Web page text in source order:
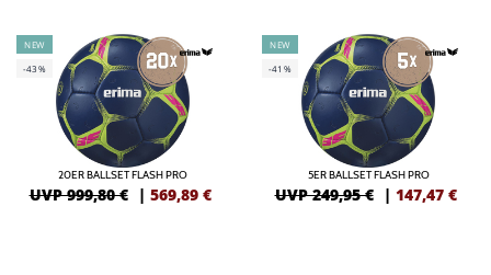
NEW
-43%
20ER BALLSET FLASH PRO
UVP 999,80 € | 569,89 €
NEW
-41%
5ER BALLSET FLASH PRO
UVP 249,95 € | 147,47 €